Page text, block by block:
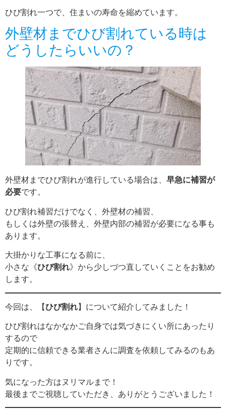
ひび割れ一つで、住まいの寿命を縮めています。
外壁材までひび割れている時は
どうしたらいいの？
外壁材までひび割れが進行している場合は、 早急に補習が
必要です。
ひび割れ補習だけでなく、外壁材の補習、
もしくは外壁の張替え、外壁内部の補習が必要になる事も
あります。
大掛かりな工事になる前に、
小さな《ひび割れ》から少しづつ直していくことをお勧め
します。
今回は、【ひび割れ】について紹介してみました！
ひび割れはなかなかご自身では気づきにくい所にあったり
するので
定期的に信頼できる業者さんに調査を依頼してみるのもあ
りです。
気になった方はヌリマルまで！
最後までご視聴していただき、ありがとうございました！